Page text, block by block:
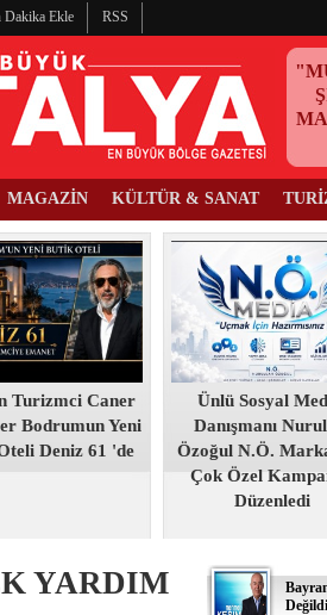
Dakika Ekle RSS
MAGAZİN KÜLTÜR & SANAT
Turizmci Caner
Bodrumun Yeni
Deniz 61 'de
Ünlü Sosyal
Danışmanı
Özoğul N.Ö.
Çok Özel
Düzenledi
YARDIM